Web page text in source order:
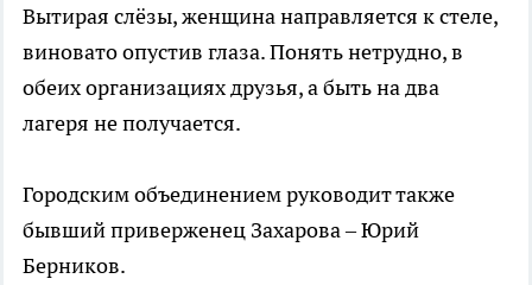
Вытирая слёзы, женщина направляется к стеле,
виновато опустив глаза. Понять нетрудно, в
обеих организациях друзья, а быть на два
лагеря не получается.
Городским объединением руководит также
бывший приверженец Захарова – Юрий
Берников.